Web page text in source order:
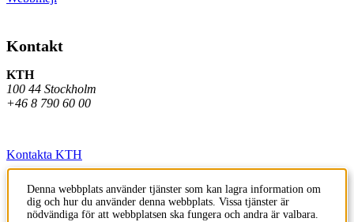
Kontakt
KTH
100 44 Stockholm
+46 8 790 60 00
Kontakta KTH
Jobba på KTH
Press och media
Denna webbplats använder tjänster som kan lagra information om
dig och hur du använder denna webbplats. Vissa tjänster är
nödvändiga för att webbplatsen ska fungera och andra är valbara.